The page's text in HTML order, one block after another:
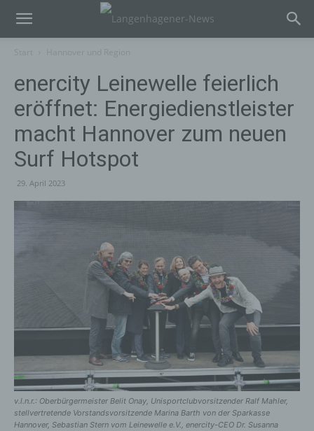
enercity Leinewelle feierlich
eröffnet: Energiedienstleister
macht Hannover zum neuen
Surf Hotspot
29. April 2023
v.l.n.r.: Oberbürgermeister Belit Onay, Unisportclubvorsitzender Ralf Mahler,
stellvertretende Vorstandsvorsitzende Marina Barth von der Sparkasse
Hannover, Sebastian Stern vom Leinewelle e.V., enercity-CEO Dr. Susanna